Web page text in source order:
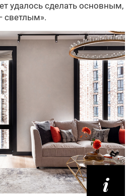
удалось сделать основным,
светлым».